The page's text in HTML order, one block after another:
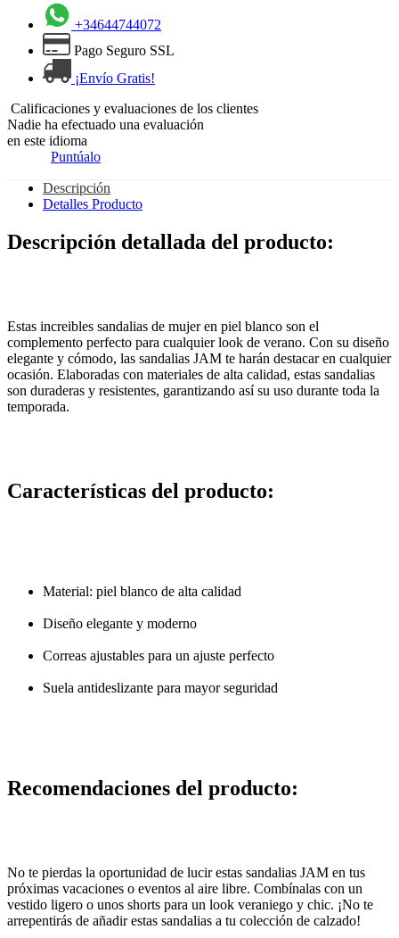
+34644744072
Pago Seguro SSL
¡Envío Gratis!
Calificaciones y evaluaciones de los clientes
Nadie ha efectuado una evaluación
en este idioma
Puntúalo
Descripción
Detalles Producto
Descripción detallada del producto:
Estas increibles sandalias de mujer en piel blanco son el
complemento perfecto para cualquier look de verano. Con su diseño
elegante y cómodo, las sandalias JAM te harán destacar en cualquier
ocasión. Elaboradas con materiales de alta calidad, estas sandalias
son duraderas y resistentes, garantizando así su uso durante toda la
temporada.
Características del producto:
Material: piel blanco de alta calidad
Diseño elegante y moderno
Correas ajustables para un ajuste perfecto
Suela antideslizante para mayor seguridad
Recomendaciones del producto:
No te pierdas la oportunidad de lucir estas sandalias JAM en tus
próximas vacaciones o eventos al aire libre. Combínalas con un
vestido ligero o unos shorts para un look veraniego y chic. ¡No te
arrepentirás de añadir estas sandalias a tu colección de calzado!